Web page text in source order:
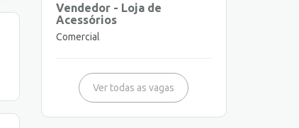
Vendedor - Loja de
Acessórios
Comercial
Ver todas as vagas